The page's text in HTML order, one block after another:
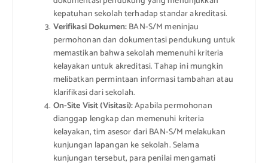
kepatuhan sekolah terhadap standar akreditasi.
Verifikasi Dokumen:BAN-S/M meninjau
permohonan dan dokumentasi pendukung untuk
memastikan bahwa sekolah memenuhi kriteria
kelayakan untuk akreditasi. Tahap ini mungkin
melibatkan permintaan informasi tambahan atau
klarifikasi dari sekolah.
On-Site Visit (Visitasi):Apabila permohonan
dianggap lengkap dan memenuhi kriteria
kelayakan, tim asesor dari BAN-S/M melakukan
kunjungan lapangan ke sekolah. Selama
kunjungan tersebut, para penilai mengamati